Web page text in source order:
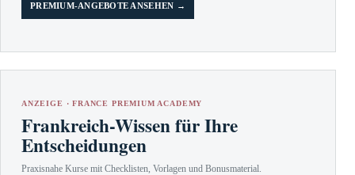
PREMIUM-ANGEBOTE ANSEHEN →
ANZEIGE · FRANCE PREMIUM ACADEMY
Frankreich-Wissen für Ihre
Entscheidungen
Praxisnahe Kurse mit Checklisten, Vorlagen und Bonusmaterial.